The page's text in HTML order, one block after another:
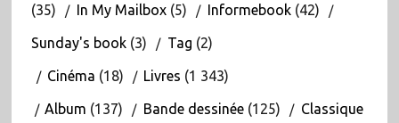
(35) In My Mailbox(5) Informebook(42)
Sunday's book(3) Tag (2)
Cinéma (18) Livres (1 343)
Album (137) Bande dessinée(125) Classique